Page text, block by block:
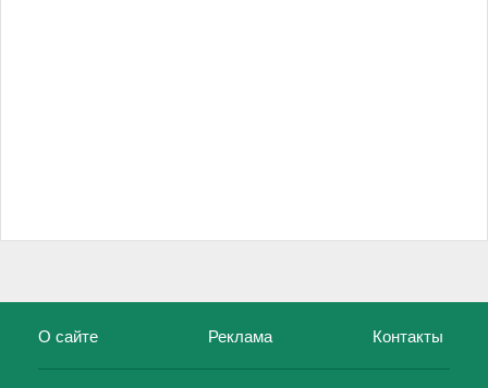
О сайте Реклама Контакты